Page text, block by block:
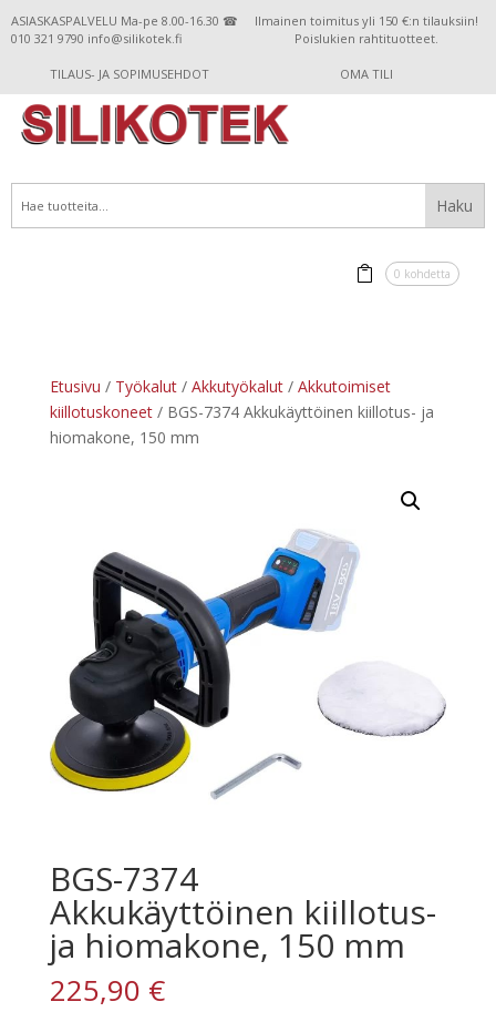
ASIASKASPALVELU Ma-pe 8.00-16.30 ☎
010 321 9790 info@silikotek.fi
Ilmainen toimitus yli 150 €:n tilauksiin!
Poislukien rahtituotteet.
TILAUS- JA SOPIMUSEHDOT OMA TILI
0 kohdetta
Etusivu / Työkalut/ Akkutyökalut/ Akkutoimiset
kiillotuskoneet/ BGS-7374 Akkukäyttöinen kiillotus- ja
hiomakone, 150 mm
BGS-7374
Akkukäyttöinen kiillotus-
ja hiomakone, 150 mm
225,90 €